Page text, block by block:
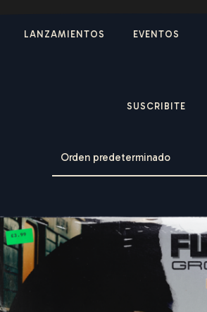
LANZAMIENTOS EVENTOS
SUSCRIBITE